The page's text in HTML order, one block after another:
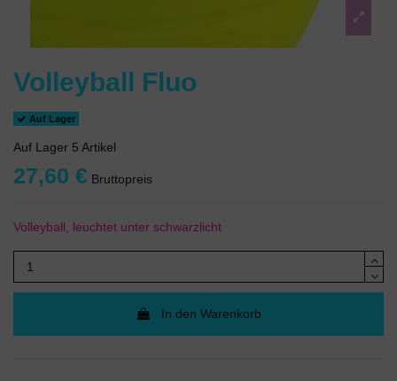
Volleyball Fluo
Auf Lager
Auf Lager 5 Artikel
27,60 € Bruttopreis
Volleyball, leuchtet unter schwarzlicht
In den Warenkorb